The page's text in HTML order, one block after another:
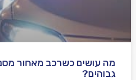
מה עושים כשרכב מאחור
גבוהים?